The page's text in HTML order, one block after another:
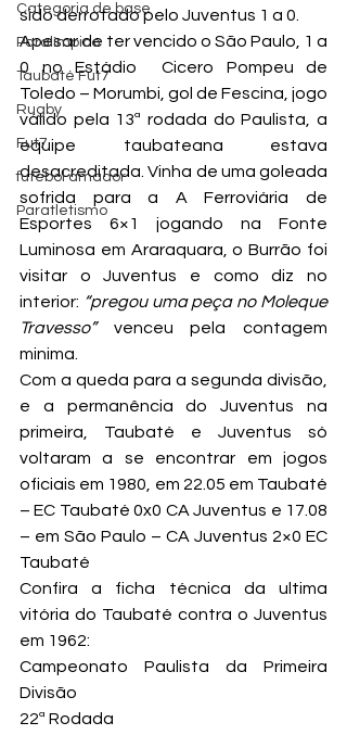
Categoria de base
Paralímpico
Taubaté Fut7
Rugby
Fut7
futebol amador
Paratletismo
sido derrotado pelo Juventus 1 a 0.
Apesar de ter vencido o São Paulo, 1 a
0 no Estádio  Cicero Pompeu de
Toledo – Morumbi, gol de Fescina, jogo
válido pela 13ª rodada do Paulista, a
equipe taubateana estava
desacreditada. Vinha de uma goleada
sofrida para a A Ferroviária de
Esportes 6×1 jogando na Fonte
Luminosa em Araraquara, o Burrão foi
visitar o Juventus e como diz no
interior: “pregou uma peça no Moleque
Travesso” venceu pela contagem
minima.
Com a queda para a segunda divisão,
e a permanência do Juventus na
primeira, Taubaté e Juventus só
voltaram a se encontrar em jogos
oficiais em 1980, em 22.05 em Taubaté
– EC Taubaté 0x0 CA Juventus e 17.08
– em São Paulo – CA Juventus 2×0 EC
Taubaté
Confira a ficha técnica da ultima
vitória do Taubaté contra o Juventus
em 1962:
Campeonato Paulista da Primeira
Divisão
22ª Rodada